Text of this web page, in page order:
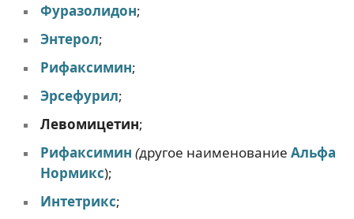
Фуразолидон;
Энтерол;
Рифаксимин;
Эрсефурил;
Левомицетин;
Рифаксимин (другое наименование Альфа
Нормикс);
Интетрикс;